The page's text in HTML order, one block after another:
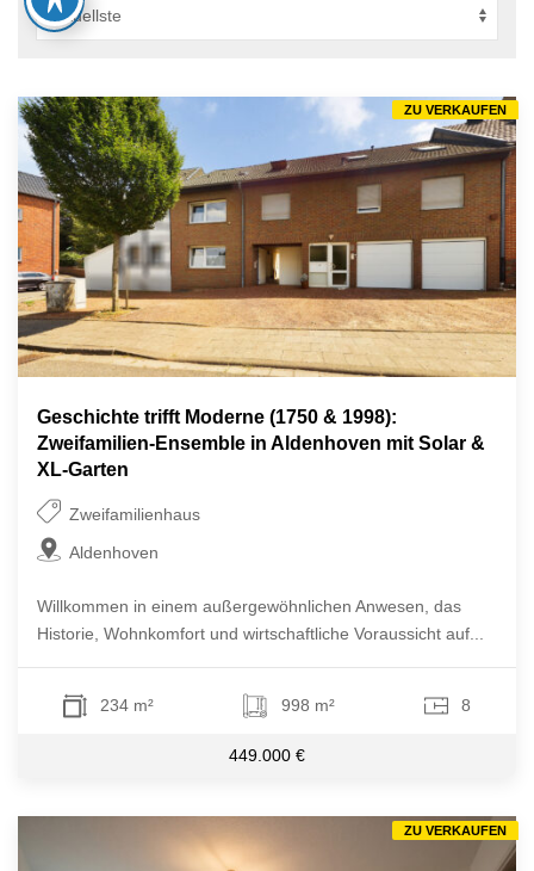
Geschichte trifft Moderne (1750 & 1998):
Zweifamilien-Ensemble in Aldenhoven mit Solar &
XL-Garten
Zweifamilienhaus
Aldenhoven
Willkommen in einem außergewöhnlichen Anwesen, das
Historie, Wohnkomfort und wirtschaftliche Voraussicht auf...
234 m² 998 m² 8
449.000 €
ZU VERKAUFEN
ZU VERKAUFEN